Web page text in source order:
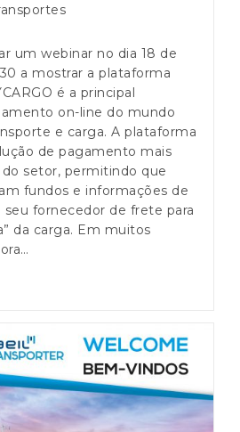
um webinar no dia 18 de
a mostrar a plataforma
é a principal
on-line do mundo
e carga. A plataforma
de pagamento mais
setor, permitindo que
fundos e informações de
fornecedor de frete para
da carga. Em muitos